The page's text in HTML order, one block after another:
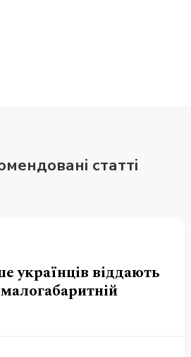
статті
українців віддають